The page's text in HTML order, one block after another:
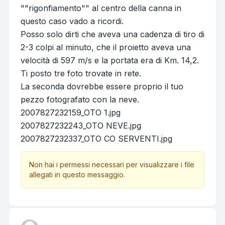
""rigonfiamento"" al centro della canna in
questo caso vado a ricordi.
Posso solo dirti che aveva una cadenza di tiro di
2-3 colpi al minuto, che il proietto aveva una
velocità di 597 m/s e la portata era di Km. 14,2.
Ti posto tre foto trovate in rete.
La seconda dovrebbe essere proprio il tuo
pezzo fotografato con la neve.
2007827232159_OTO 1.jpg
2007827232243_OTO NEVE.jpg
2007827232337_OTO CO SERVENTI.jpg
Non hai i permessi necessari per visualizzare i file
allegati in questo messaggio.